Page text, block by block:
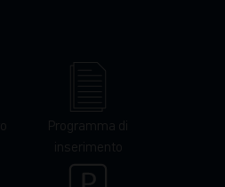
Programma di
inserimento